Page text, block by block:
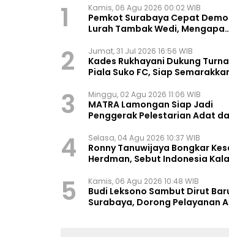
1 Kamis, 06 Agu 2026 00:02 WIB
Pemkot Surabaya Cepat
Lurah Tambak Wedi, Mengapa
2 Jumat, 31 Jul 2026 16:56 WIB
Kades Rukhayani Dukung
Piala Suko FC, Siap
3 Minggu, 02 Agu 2026 11:06 WIB
MATRA Lamongan Siap Jadi
Penggerak Pelestarian Adat
4 Selasa, 04 Agu 2026 10:37 WIB
Ronny Tanuwijaya Bongkar
Herdman, Sebut Indonesia
5 Kamis, 06 Agu 2026 10:48 WIB
Budi Leksono Sambut Dirut
Surabaya, Dorong Pelayanan